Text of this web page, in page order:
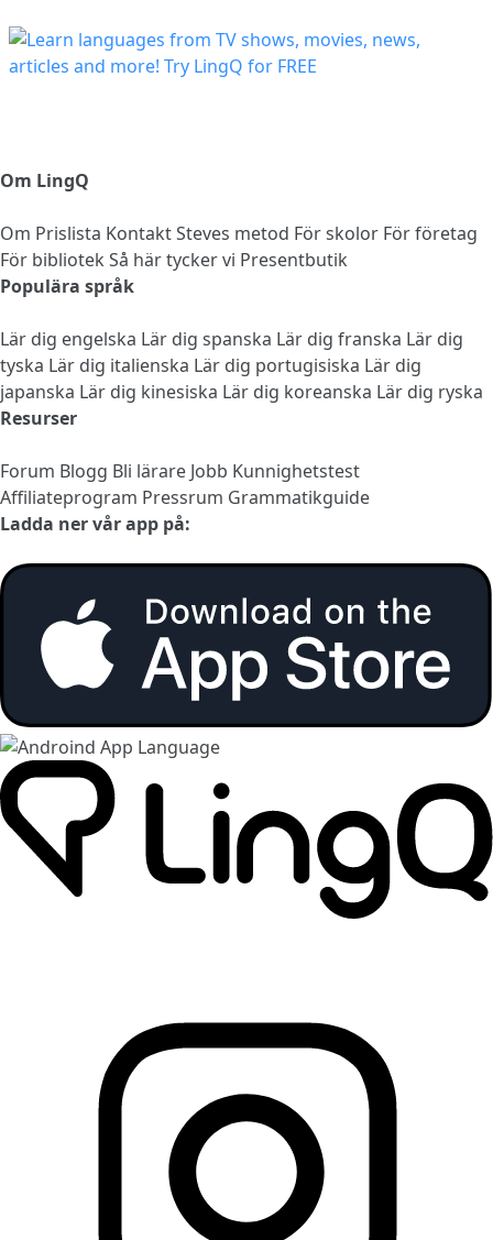
Om LingQ
Om Prislista KontaktSteves metod För skolor För företag
För bibliotek Så här tycker vi Presentbutik
Populära språk
Lär dig engelska Lär dig spanska Lär dig franska Lär dig
tyska Lär dig italienska Lär dig portugisiska Lär dig
japanska Lär dig kinesiska Lär dig koreanska Lär dig ryska
Resurser
Forum Blogg Bli lärare Jobb Kunnighetstest
Affiliateprogram Pressrum Grammatikguide
Ladda ner vår app på: